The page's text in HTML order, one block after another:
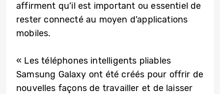
affirment qu’il est important ou essentiel de
rester connecté au moyen d’applications
mobiles.
« Les téléphones intelligents pliables
Samsung Galaxy ont été créés pour offrir de
nouvelles façons de travailler et de laisser